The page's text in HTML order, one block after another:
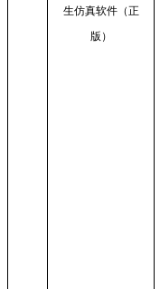
生仿真软件（正
版）